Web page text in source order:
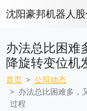
沈阳豪邦机器人
办法总比困难
降旋转变位机
首页
公司动态
办法总比困难多，
过程